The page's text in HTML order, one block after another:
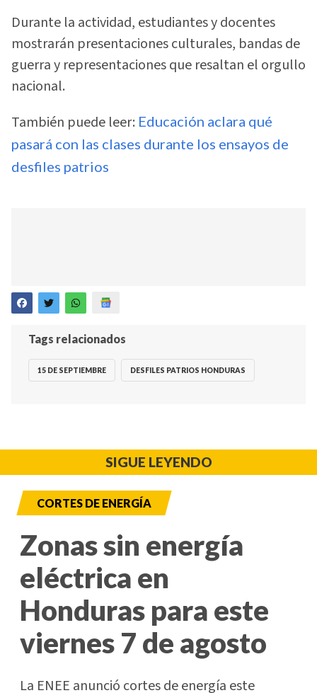
Durante la actividad, estudiantes y docentes
mostrarán presentaciones culturales, bandas de
guerra y representaciones que resaltan el orgullo
nacional.
También puede leer: Educación aclara qué
pasará con las clases durante los ensayos de
desfiles patrios
Tags relacionados
15 DE SEPTIEMBRE DESFILES PATRIOS HONDURAS
SIGUE LEYENDO
CORTES DE ENERGÍA
Zonas sin energía
eléctrica en
Honduras para este
viernes 7 de agosto
La ENEE anunció cortes de energía este